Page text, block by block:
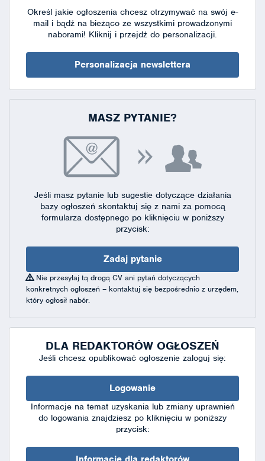
Określ jakie ogłoszenia chcesz otrzymywać na swój e-
mail i bądź na bieżąco ze wszystkimi prowadzonymi
naborami! Kliknij i przejdź do personalizacji.
Personalizacja newslettera
MASZ PYTANIE?
Jeśli masz pytanie lub sugestie dotyczące działania
bazy ogłoszeń skontaktuj się z nami za pomocą
formularza dostępnegopo kliknięciu w poniższy
przycisk:
Zadaj pytanie
Nie przesyłaj tą drogą CV ani pytań dotyczących
konkretnych ogłoszeń – kontaktuj się bezpośrednio z urzędem,
który ogłosił nabór.
DLA REDAKTORÓW OGŁOSZEŃ
Jeśli chcesz opublikować ogłoszenie zaloguj się:
Logowanie
Informacje na temat uzyskania lub zmiany uprawnień
do logowania znajdziesz po kliknięciu w poniższy
przycisk: